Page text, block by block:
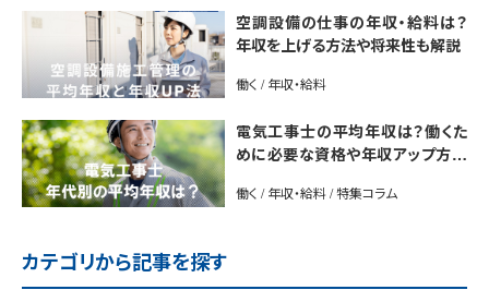
空調設備の仕事の年収・給料は？
年収を上げる方法や将来性も解説
働く / 年収・給料
電気工事士の平均年収は？働くた
めに必要な資格や年収アップ方法
働く / 年収・給料 / 特集コラム
カテゴリから記事を探す